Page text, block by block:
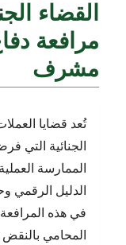
القضاء
مرافعة
مشرف
تُعد قضايا
الجنائية التي
الممارسة
الدليل الرقمي
في هذه
المحامي بالنقض